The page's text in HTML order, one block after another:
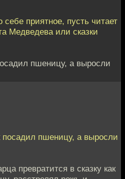
приятное, пусть читает
Медведева или сказки
пшеницу, а выросли
посадил пшеницу, а выросли
превратится в сказку как